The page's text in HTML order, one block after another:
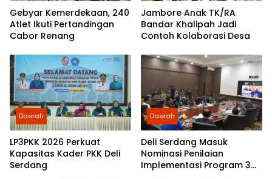
Gebyar Kemerdekaan, 240
Atlet Ikuti Pertandingan
Cabor Renang
Jambore Anak TK/RA
Bandar Khalipah Jadi
Contoh Kolaborasi Desa
Daerah
LP3PKK 2026 Perkuat
Kapasitas Kader PKK Deli
Serdang
Daerah
Deli Serdang Masuk
Nominasi Penilaian
Implementasi Program 3